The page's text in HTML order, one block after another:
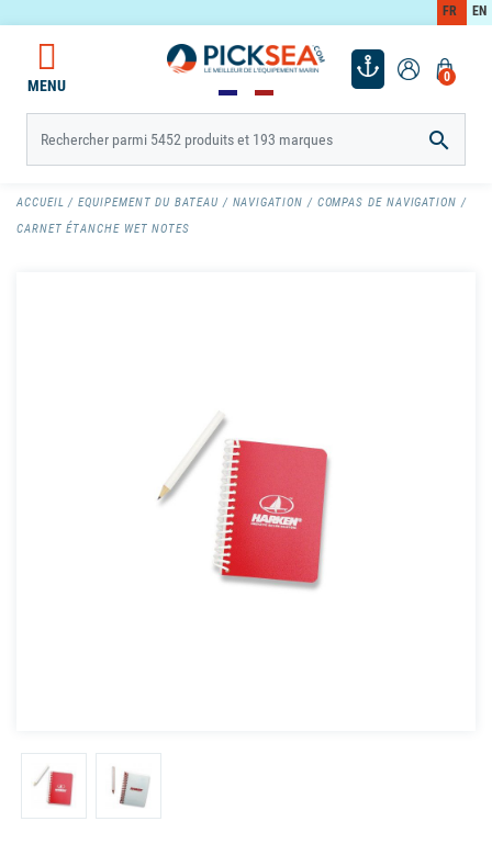
FR EN
0
MENU

ACCUEIL EQUIPEMENT DU BATEAU NAVIGATION
COMPAS DE NAVIGATION
CARNET ÉTANCHE WET NOTES